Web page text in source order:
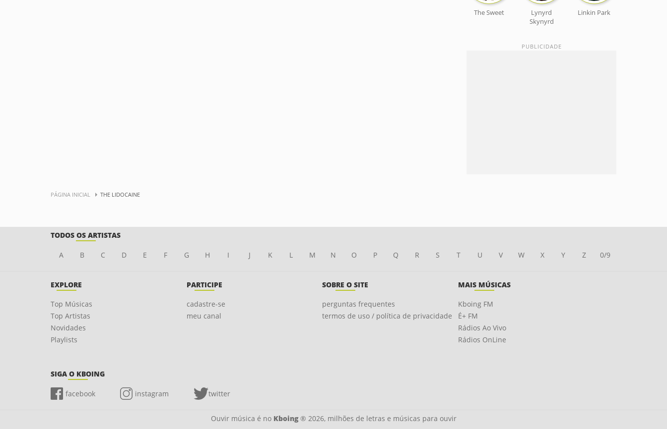
The Sweet
Lynyrd
Skynyrd
Linkin Park
PÁGINA INICIAL THE LIDOCAINE
TODOS OS ARTISTAS
A B C D E F G H I J K L M N O P Q R S T U V W X Y Z 0/9
EXPLORE
Top Músicas
Top Artistas
Novidades
Playlists
PARTICIPE
cadastre-se
meu canal
SOBRE O SITE
perguntas frequentes
termos de uso / política de privacidade
MAIS MÚSICAS
Kboing FM
É+ FM
Rádios Ao Vivo
Rádios OnLine
SIGA O KBOING
facebook instagram twitter
Ouvir música é no Kboing® 2026, milhões de letras e músicas para ouvir